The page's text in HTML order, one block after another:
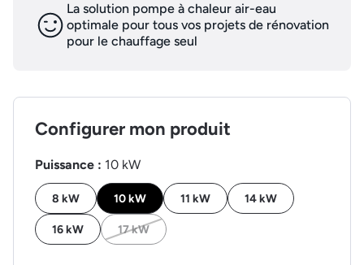
La solution pompe à chaleur air-eau
optimale pour tous vos projets de rénovation
pour le chauffage seul
Configurer mon produit
Puissance : 10 kW
8 kW 10 kW 11 kW 14 kW
16 kW 17 kW